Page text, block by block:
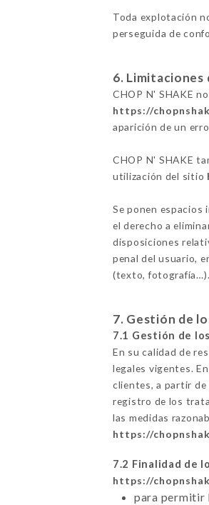
Toda explotación
perseguida de
6. Limitaciones
CHOP N' SHAKE
https://
aparición de un
CHOP N' SHAKE
utilización del sitio
Se ponen espacios
el derecho a
disposiciones
penal del usuario,
(texto, fotografía…).
7. Gestión de
7.1 Gestión de
En su calidad de
legales vigentes.
clientes, a partir
registro de los
las medidas
https://
7.2 Finalidad de
https://
para permitir